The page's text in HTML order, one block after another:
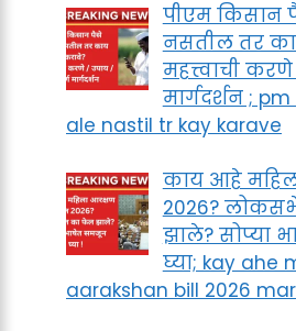
पीएम
नसतील तर
महत्त्वाची
मार्गदर्शन ;
ale nastil tr kay karave
काय आहे
2026?
झाले? सोप्या
घ्या; kay ahe
aarakshan bill 2026